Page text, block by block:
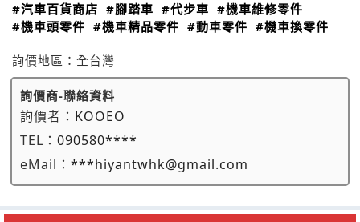
#汽車百貨商店 #腳踏車 #代步車 #機車維修零件
#機車頭零件 #機車精品零件 #動車零件 #機車換零件
詢價地區： 全台灣
詢價商-聯絡資料
詢價者： KOOEO
TEL： 090580****
eMail： ***hiyantwhk@gmail.com